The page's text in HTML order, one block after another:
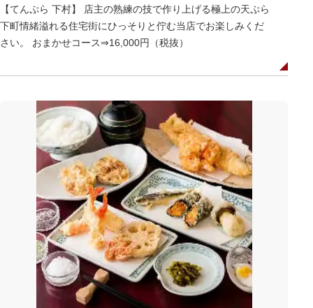
【てんぷら 下村】 店主の熟練の技で作り上げる極上の天ぷら
下町情緒溢れる住宅街にひっそりと佇む当店でお楽しみくだ
さい。 おまかせコース⇒16,000円（税抜）